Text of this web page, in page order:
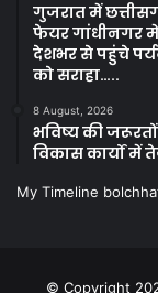
गुजरात में
फेयर गांधीनगर में
देशभर से पहुंचे
को सराहा…..
8 August, 2026
भविष्य की
विकास कार्यों में
My Timeline
© Copyright